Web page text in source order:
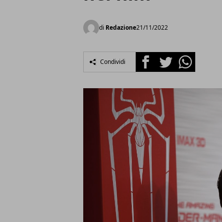
di Redazione21/11/2022
Condividi FacebookTwitterWhatsapp